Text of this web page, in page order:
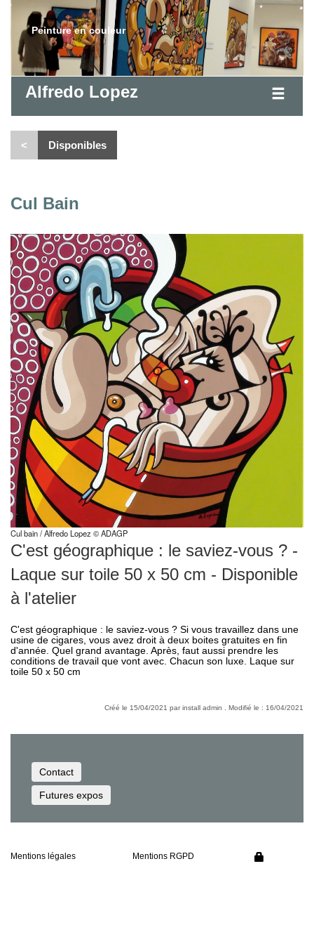
Peinture en couleur
Alfredo Lopez
< Disponibles
Cul Bain
Cul bain / Alfredo Lopez © ADAGP
C'est géographique : le saviez-vous ? -
Laque sur toile 50 x 50 cm - Disponible
à l'atelier
C'est géographique : le saviez-vous ? Si vous travaillez dans une
usine de cigares, vous avez droit à deux boites gratuites en fin
d'année. Quel grand avantage. Après, faut aussi prendre les
conditions de travail que vont avec. Chacun son luxe. Laque sur
toile 50 x 50 cm
Créé le 15/04/2021 par install admin . Modifié le : 16/04/2021
Contact
Futures expos
Mentions légales Mentions RGPD